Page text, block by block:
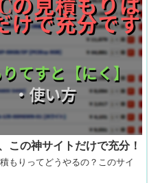
この神サイトだけで充分！
もりってどうやるの？このサイ